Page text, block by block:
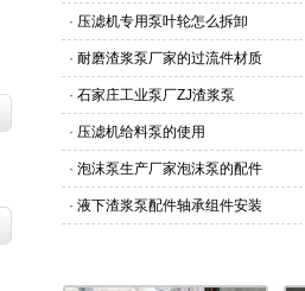
· 压滤机专用泵叶轮怎么拆卸
· 耐磨渣浆泵厂家的过流件材质
· 石家庄工业泵厂ZJ渣浆泵
· 压滤机给料泵的使用
· 泡沫泵生产厂家泡沫泵的配件
· 液下渣浆泵配件轴承组件安装